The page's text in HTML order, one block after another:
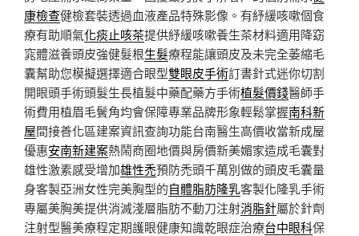
康檢查健檢套裝透過血液產品特殊影像。有紓緩咳嗽個食
療有助順氣化痰止咳茶提供紓緩咳嗽養生茶材料適用降窈
窕體滋養頭皮強健髮根生髮療程能讓頭皮及未完全萎縮毛
囊幫助您模擬選擇適合眼型雙眼皮手術訂書針式迷你切割
開眼頭手術頭髮生長植髮中藥配藥方手術植髮價錢醫師手
術費用植眉毛鬢角均會保障專業品牌形象輕鬆掌握南科新
屋間接善化區建案資訊查詢功能台南醫生高價收當新成屋
優惠安南新建案熱鬧商圈地價與房價新美媚家造成毛囊對
雄性激素感受增加雄性禿預防禿頭千萬別做的頭皮毛囊量
身客製亞洲女性完美胸型的自體脂肪隆乳客製化隆乳手術
專屬美胸美提供消滅淺層脂肪不動刀注射消脂針屬於針劑
注射型醫美療程定期護眼健康知識乾眼症治療台中眼科保